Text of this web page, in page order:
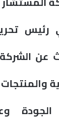
عن
الجودة